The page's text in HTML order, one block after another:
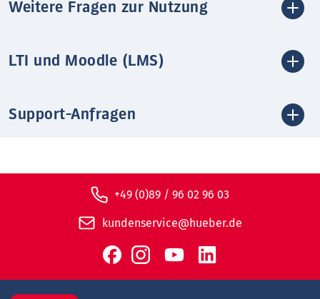
Weitere Fragen zur Nutzung
LTI und Moodle (LMS)
Support-Anfragen
+49 (0)89 / 96 02 96 03
kundenservice@hueber.de